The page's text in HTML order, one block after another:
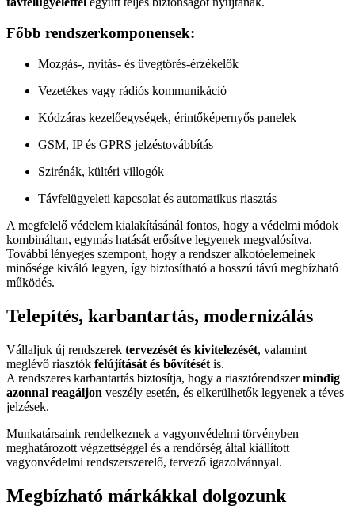
Főbb rendszerkomponensek:
Mozgás-, nyitás- és üvegtörés-érzékelők
Vezetékes vagy rádiós kommunikáció
Kódzáras kezelőegységek, érintőképernyős panelek
GSM, IP és GPRS jelzéstovábbítás
Szirénák, kültéri villogók
Távfelügyeleti kapcsolat és automatikus riasztás
A megfelelő védelem kialakításánál fontos, hogy a védelmi módok
kombináltan, egymás hatását erősítve legyenek megvalósítva.
További lényeges szempont, hogy a rendszer alkotóelemeinek
minősége kiváló legyen, így biztosítható a hosszú távú megbízható
működés.
Telepítés, karbantartás, modernizálás
Vállaljuk új rendszerek tervezését és kivitelezését, valamint
meglévő riasztók felújítását és bővítését is.
A rendszeres karbantartás biztosítja, hogy a riasztórendszermindig
azonnal reagáljon veszély esetén, és elkerülhetők legyenek a téves
jelzések.
Munkatársaink rendelkeznek a vagyonvédelmi törvényben
meghatározott végzettséggel és a rendőrség által kiállított
vagyonvédelmi rendszerszerelő, tervező igazolvánnyal.
Megbízható márkákkal dolgozunk